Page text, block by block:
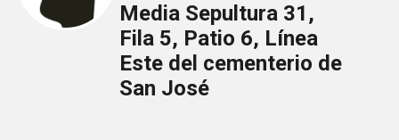
Media Sepultura 31,
Fila 5, Patio 6, Línea
Este del cementerio de
San José